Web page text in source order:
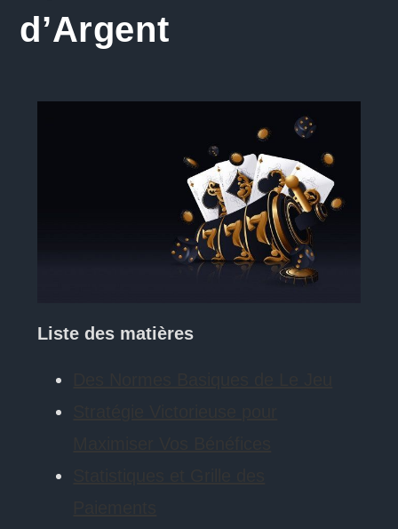
d’Argent
Liste des matières